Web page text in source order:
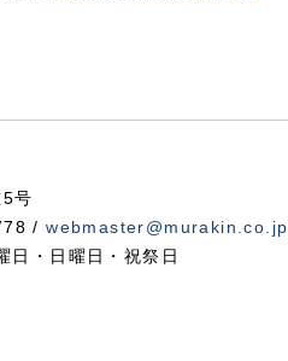
号
/webmaster@murakin.co.jp
・日曜日・祝祭日